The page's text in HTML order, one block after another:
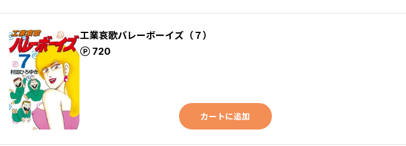
工業哀歌バレーボーイズ（７）
720
ポイント
カートに追加